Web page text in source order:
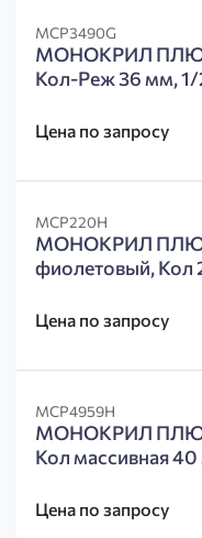
MCP3490G
МОНОКРИЛ ПЛЮС
Кол-Реж 36 мм, 1/
Цена по запросу
MCP220H
МОНОКРИЛ
фиолетовый, Кол
Цена по запросу
MCP4959H
МОНОКРИЛ ПЛЮС
Кол массивная
Цена по запросу